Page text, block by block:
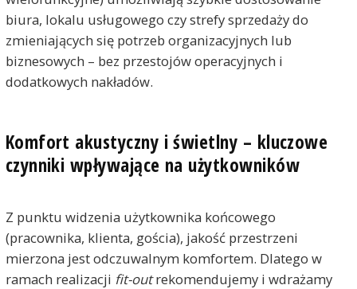
biura, lokalu usługowego czy strefy sprzedaży do
zmieniających się potrzeb organizacyjnych lub
biznesowych – bez przestojów operacyjnych i
dodatkowych nakładów.
Komfort akustyczny i świetlny – kluczowe
czynniki wpływające na użytkowników
Z punktu widzenia użytkownika końcowego
(pracownika, klienta, gościa), jakość przestrzeni
mierzona jest odczuwalnym komfortem. Dlatego w
ramach realizacji fit-outrekomendujemy i wdrażamy